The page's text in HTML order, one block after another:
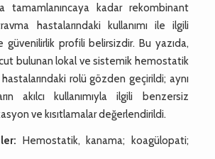
tamamlanıncaya kadar rekombinant
hastalarındaki kullanımı ile ilgili
güvenilirlik profili belirsizdir. Bu yazıda,
bulunan lokal ve sistemik hemostatik
rolü gözden geçirildi; aynı
akılcı kullanımıyla ilgili benzersiz
ve kısıtlamalar değerlendirildi.
Hemostatik, kanama; koagülopati;